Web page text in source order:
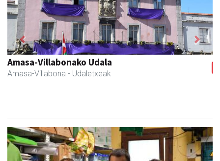
Amasa-Villabonako Udala
Amasa-Villabona - Udaletxeak
Previous Next